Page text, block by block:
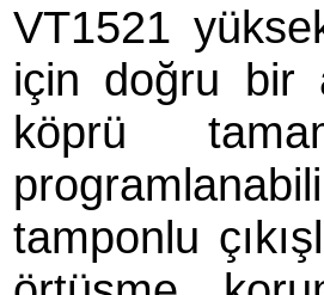
VT1521
için doğru bir
köprü
tamponlu